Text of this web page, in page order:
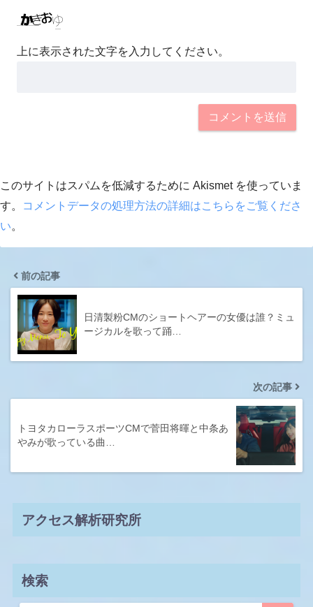
上に表示された文字を入力してください。
このサイトはスパムを低減するために Akismet を使っていま
す。
コメントデータの処理方法の詳細はこちらをご覧くださ
い。
前の記事
日清製粉CMのショートヘアーの女優は誰？ミュ
ージカルを歌って踊…
次の記事
トヨタカローラスポーツCMで菅田将暉と中条あ
やみが歌っている曲…
アクセス解析研究所
検索